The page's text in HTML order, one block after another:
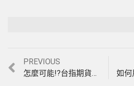
文
PREVIOUS
Previous
post:
怎麼可能!?台指期貨當沖2天盤整盤可以大賺540點(收盤價計算)?1月15日、18日期貨教學。(1100118)
post: